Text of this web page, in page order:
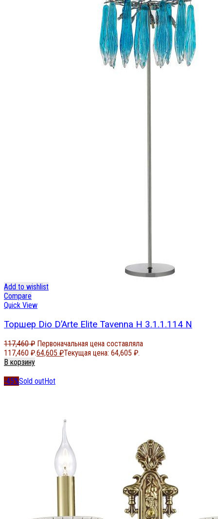
Add to wishlist
Compare
Quick View
Торшер Dio D’Arte Elite Tavenna H 3.1.1.114 N
117,460₽ Первоначальная цена составляла
117,460 ₽.64,605 ₽Текущая цена: 64,605 ₽.
В корзину
-45%Sold outHot